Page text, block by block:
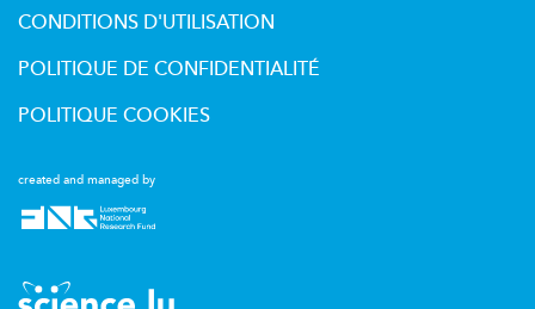
created and managed by
CONDITIONS D'UTILISATION
POLITIQUE DE CONFIDENTIALITÉ
POLITIQUE COOKIES